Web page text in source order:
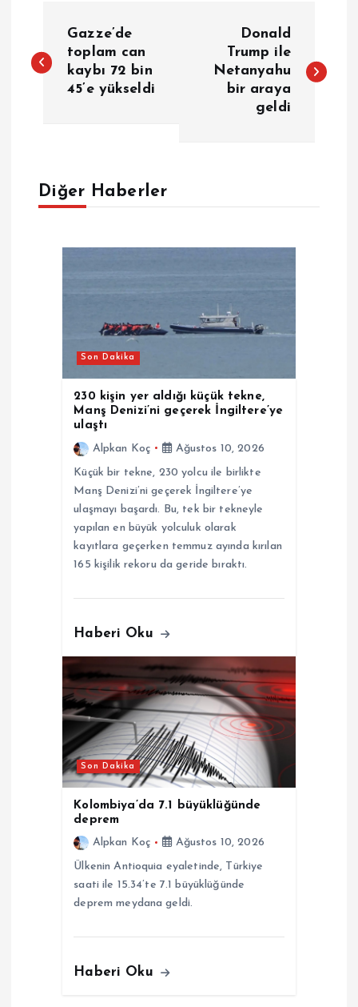
a
g
e
Gazze’de
toplam can
kaybı 72 bin
45’e yükseldi
Donald
Trump ile
Netanyahu
bir araya
geldi
Diğer Haberler
Son Dakika
230 kişin yer aldığı küçük tekne,
Manş Denizi’ni geçerek İngiltere’ye
ulaştı
Alpkan Koç
Ağustos 10, 2026
Küçük bir tekne, 230 yolcu ile birlikte
Manş Denizi’ni geçerek İngiltere’ye
ulaşmayı başardı. Bu, tek bir tekneyle
yapılan en büyük yolculuk olarak
kayıtlara geçerken temmuz ayında kırılan
165 kişilik rekoru da geride bıraktı.
Haberi Oku
Son Dakika
Kolombiya’da 7.1 büyüklüğünde
deprem
Alpkan Koç
Ağustos 10, 2026
Ülkenin Antioquia eyaletinde, Türkiye
saati ile 15.34’te 7.1 büyüklüğünde
deprem meydana geldi.
Haberi Oku